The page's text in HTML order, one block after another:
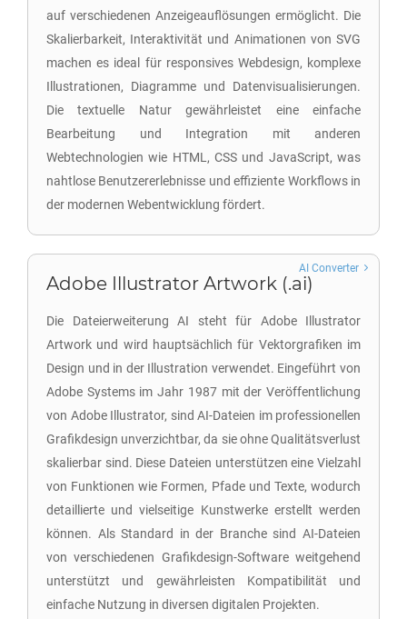
auf verschiedenen Anzeigeauflösungen ermöglicht. Die
Skalierbarkeit, Interaktivität und Animationen von SVG
machen es ideal für responsives Webdesign, komplexe
Illustrationen, Diagramme und Datenvisualisierungen.
Die textuelle Natur gewährleistet eine einfache
Bearbeitung und Integration mit anderen
Webtechnologien wie HTML, CSS und JavaScript, was
nahtlose Benutzererlebnisse und effiziente Workflows in
der modernen Webentwicklung fördert.
Adobe Illustrator Artwork (.ai)
Die Dateierweiterung AI steht für Adobe Illustrator
Artwork und wird hauptsächlich für Vektorgrafiken im
Design und in der Illustration verwendet. Eingeführt von
Adobe Systems im Jahr 1987 mit der Veröffentlichung
von Adobe Illustrator, sind AI-Dateien im professionellen
Grafikdesign unverzichtbar, da sie ohne Qualitätsverlust
skalierbar sind. Diese Dateien unterstützen eine Vielzahl
von Funktionen wie Formen, Pfade und Texte, wodurch
detaillierte und vielseitige Kunstwerke erstellt werden
können. Als Standard in der Branche sind AI-Dateien
von verschiedenen Grafikdesign-Software weitgehend
unterstützt und gewährleisten Kompatibilität und
einfache Nutzung in diversen digitalen Projekten.
AI Converter